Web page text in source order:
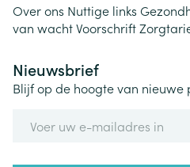
Over ons Nuttige links
van wachtVoorschrift
Nieuwsbrief
Blijf op de hoogte van nieuwe